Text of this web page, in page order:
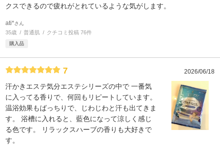
クスできるので疲れがとれているような気がします。
ati*さん
35歳 普通肌 クチコミ投稿 76件
購入品
7 2026/06/18
汗かきエステ気分エステシリーズの中で 一番気
に入ってる香りで、何回もリピートしています。
温浴効果もばっちりで、じわじわと汗も出てきま
す。 浴槽に入れると、藍色になって涼しく感じ
る色です。 リラックスハーブの香りも大好きで
す。